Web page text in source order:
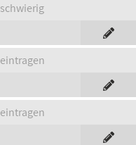
schwierig
eintragen
eintragen